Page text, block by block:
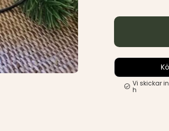
Vi skickar
h